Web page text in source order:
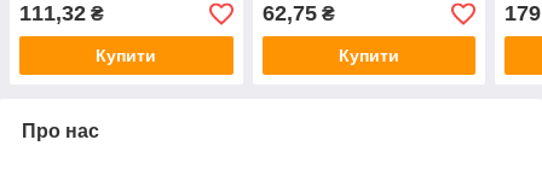
111,32 ₴
Купити
62,75₴
Купити
Про нас